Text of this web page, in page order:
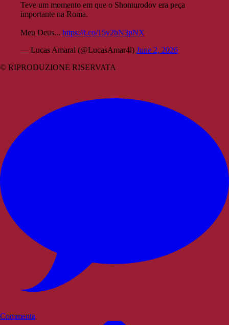
Teve um momento em que o Shomurodov era peça
importante na Roma.
Meu Deus... https://t.co/15v2bN3pNX
— Lucas Amaral (@LucasAmar4l) June 2, 2026
© RIPRODUZIONE RISERVATA
Commenta